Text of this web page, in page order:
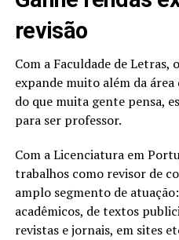
revisão
Com a Faculdade de Letras,
expande muito além da
do que muita gente pensa,
para ser professor.
Com a Licenciatura em
trabalhos como revisor de
amplo segmento de
acadêmicos, de textos
revistas e jornais, em sites